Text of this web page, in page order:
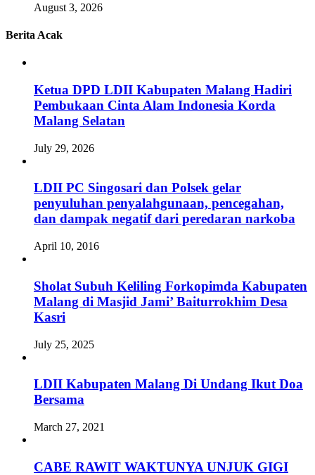
August 3, 2026
Berita Acak
Ketua DPD LDII Kabupaten Malang Hadiri
Pembukaan Cinta Alam Indonesia Korda
Malang Selatan
July 29, 2026
LDII PC Singosari dan Polsek gelar
penyuluhan penyalahgunaan, pencegahan,
dan dampak negatif dari peredaran narkoba
April 10, 2016
Sholat Subuh Keliling Forkopimda Kabupaten
Malang di Masjid Jami’ Baiturrokhim Desa
Kasri
July 25, 2025
LDII Kabupaten Malang Di Undang Ikut Doa
Bersama
March 27, 2021
CABE RAWIT WAKTUNYA UNJUK GIGI